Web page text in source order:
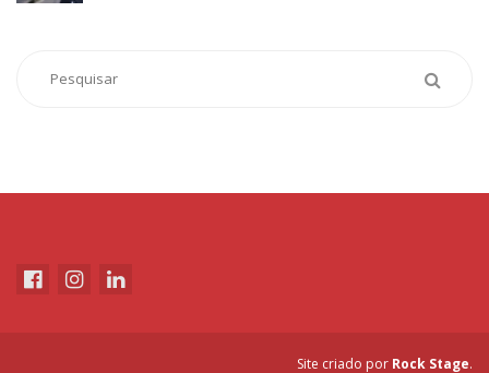
Site criado por Rock Stage.